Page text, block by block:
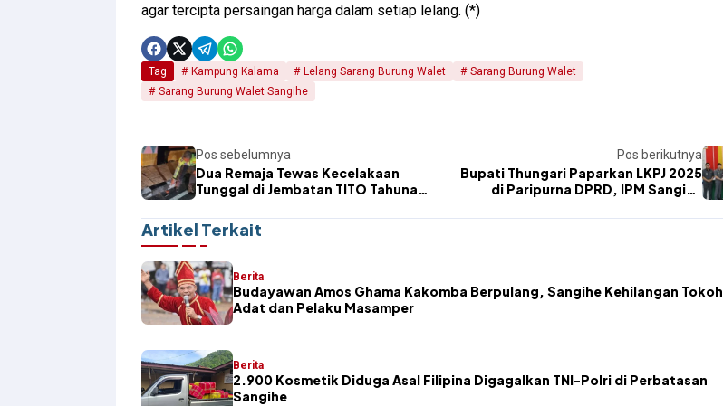
agar tercipta persaingan harga dalam setiap lelang. (*)
Tag Kampung Kalama Lelang Sarang Burung Walet
Sarang Burung Walet
Sarang Burung Walet Sangihe
Pos sebelumnya
Dua Remaja Tewas Kecelakaan
Tunggal di Jembatan TITO Tahuna
Pos berikutnya
Bupati Thungari Paparkan LKPJ 2025
di Paripurna DPRD, IPM Sangihe
Artikel Terkait
Berita
Budayawan Amos Ghama Kakomba Berpulang, Sangihe Kehilangan Tokoh
Adat dan Pelaku Masamper
Berita
2.900 Kosmetik Diduga Asal Filipina Digagalkan TNI-Polri di Perbatasan
Sangihe